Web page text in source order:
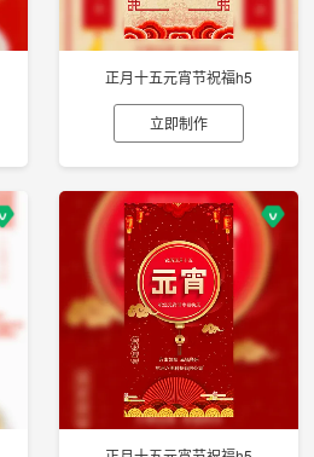
正月十五元宵节祝福h5
立即制作